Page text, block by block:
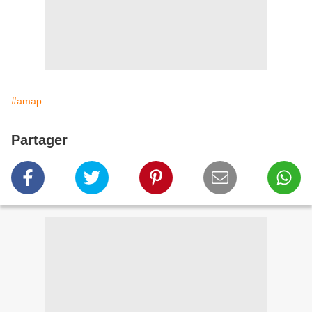
#amap
Partager